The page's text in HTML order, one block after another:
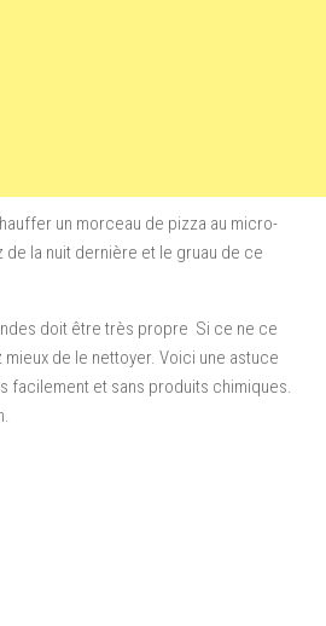
un morceau de pizza au micro-
la nuit dernière et le gruau de ce
doit être très propre Si ce ne ce
mieux de le nettoyer. Voici une astuce
facilement et sans produits chimiques.